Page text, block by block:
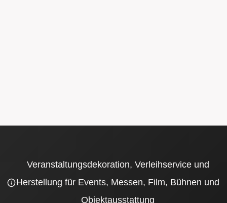
Veranstaltungsdekoration, Verleihservice und
Herstellung für Events, Messen, Film, Bühnen und
Objektausstattung